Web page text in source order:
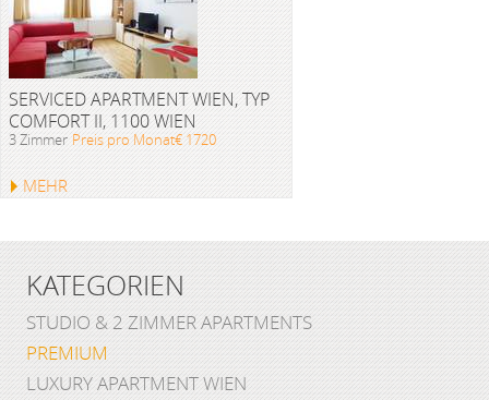
SERVICED APARTMENT WIEN, TYP
COMFORT II, 1100 WIEN
3 Zimmer Preis pro Monat€ 1720
MEHR
KATEGORIEN
STUDIO & 2 ZIMMER APARTMENTS
PREMIUM
LUXURY APARTMENT WIEN